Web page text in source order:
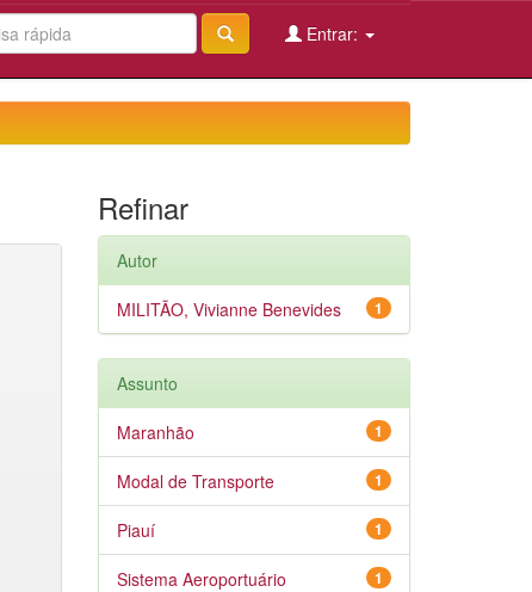
Entrar:
Refinar
Autor
1
MILITÃO, Vivianne Benevides
Assunto
1
Maranhão
1
Modal de Transporte
1
Piauí
1
Sistema Aeroportuário